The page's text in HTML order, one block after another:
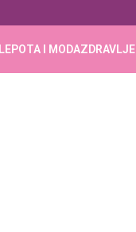
LEPOTA I MODAZDRAVLJE